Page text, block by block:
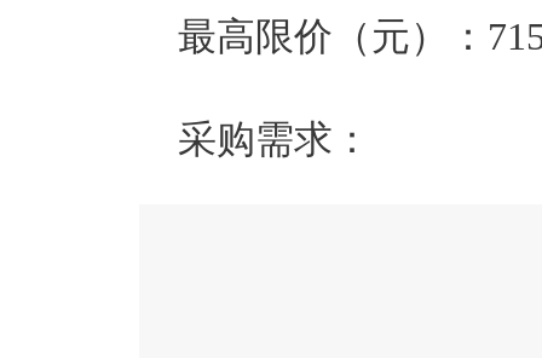
最高限价（元）：
采购需求：